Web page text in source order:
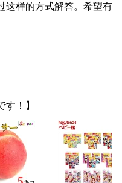
这样的方式解答。希望有
す！】